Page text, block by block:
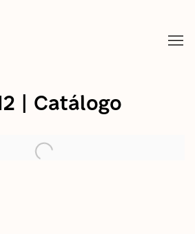
| Catálogo
of the following image in a popup: